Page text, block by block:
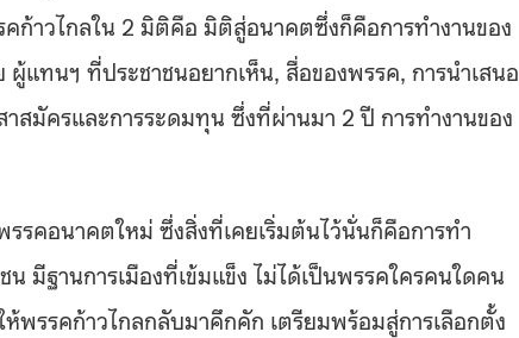
าวไกลใน 2 มิติคือ มิติสู่อนาคตซึ่งก็คือการทำงานของ
แทนฯ ที่ประชาชนอยากเห็น, สื่อของพรรค, การนำเสนอ
สมัครและการระดมทุน ซึ่งที่ผ่านมา 2 ปี การทำงานของ
คอนาคตใหม่ ซึ่งสิ่งที่เคยเริ่มต้นไว้นั่นก็คือการทำ
มีฐานการเมืองที่เข้มแข็ง ไม่ได้เป็นพรรคใครคนใดคน
รรคก้าวไกลกลับมาคึกคัก เตรียมพร้อมสู่การเลือกตั้ง